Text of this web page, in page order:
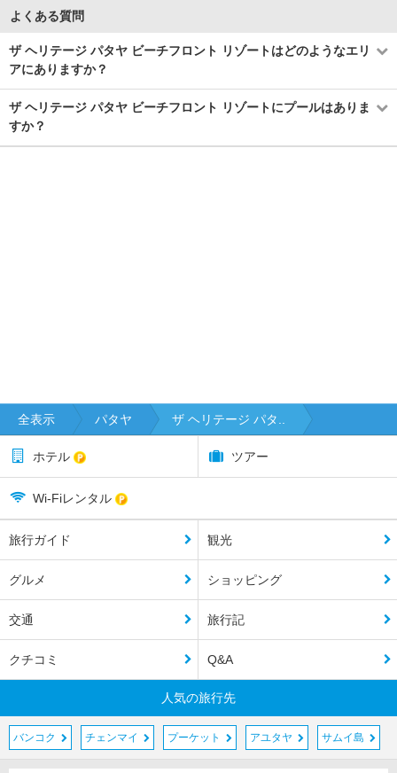
よくある質問
ザ ヘリテージ パタヤ ビーチフロント リゾートはどのようなエリ
アにありますか？
ザ ヘリテージ パタヤ ビーチフロント リゾートにプールはありま
すか？
全表示 パタヤ ザ ヘリテージ パタ..
ホテル ツアー
Wi-Fiレンタル
旅行ガイド 観光
グルメ ショッピング
交通 旅行記
クチコミ Q&A
人気の旅行先
バンコク チェンマイ プーケット アユタヤ サムイ島